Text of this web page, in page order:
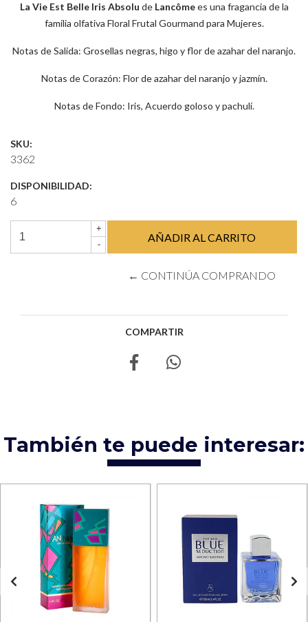
La Vie Est Belle Iris Absolu de Lancômees una fragancia de la
familia olfativa Floral Frutal Gourmand para Mujeres.
Notas de Salida: Grosellas negras, higo y flor de azahar del naranjo.
Notas de Corazón: Flor de azahar del naranjo y jazmín.
Notas de Fondo: Iris, Acuerdo goloso y pachulí.
SKU:
3362
DISPONIBILIDAD:
6
+
-
← CONTINÚA COMPRANDO
COMPARTIR
También te puede interesar: